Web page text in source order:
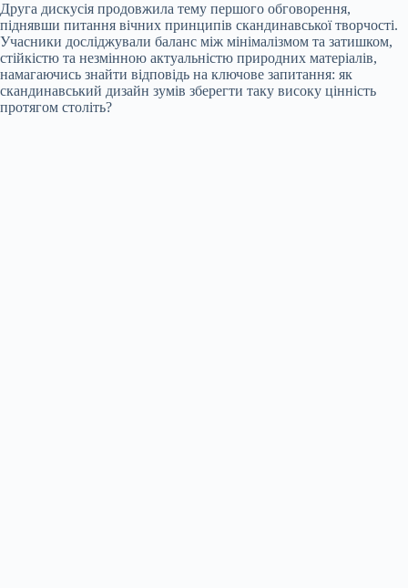
Друга дискусія продовжила тему першого обговорення,
піднявши питання вічних принципів скандинавської творчості.
Учасники досліджували баланс між мінімалізмом та затишком,
стійкістю та незмінною актуальністю природних матеріалів,
намагаючись знайти відповідь на ключове запитання: як
скандинавський дизайн зумів зберегти таку високу цінність
протягом століть?